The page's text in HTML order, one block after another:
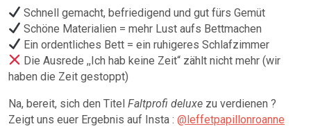
Schnell gemacht, befriedigend und gut fürs Gemüt
Schöne Materialien = mehr Lust aufs Bettmachen
Ein ordentliches Bett = ein ruhigeres Schlafzimmer
Die Ausrede ,,Ich hab keine Zeit“ zählt nicht mehr (wir
haben die Zeit gestoppt)
Na, bereit, sich den Titel Faltprofi deluxe zu verdienen ?
Zeigt uns euer Ergebnis auf Insta : @leffetpapillonroanne